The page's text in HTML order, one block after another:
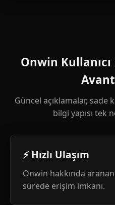
Onwin
Güncel açıklamalar, sade
bilgi yapısı tek
⚡ Hızlı Ulaşım
Onwin hakkında
sürede erişim imkanı.